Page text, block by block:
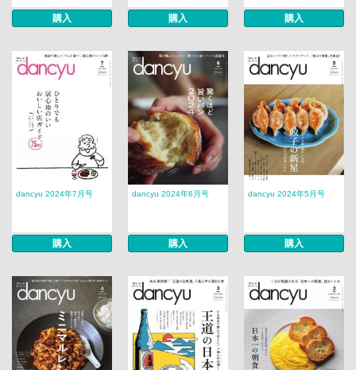
購入 購入 購入
dancyu 2024年7月号
購入
dancyu 2024年6月号
購入
dancyu 2024年5月号
購入